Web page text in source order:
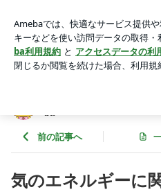
り！ powered by Ameba
アプリをダウンロードして ブログ
ょう。
ba
前の記事へ
気のエネルギーに